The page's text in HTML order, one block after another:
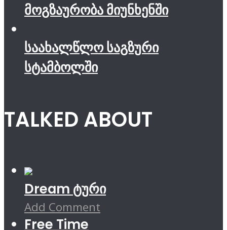
მოგზაურობა მიუნხენში
საახალწლო საგზური
სტამბოლში
TALKED ABOUT
Dream ტური
Add Comment
Free Time